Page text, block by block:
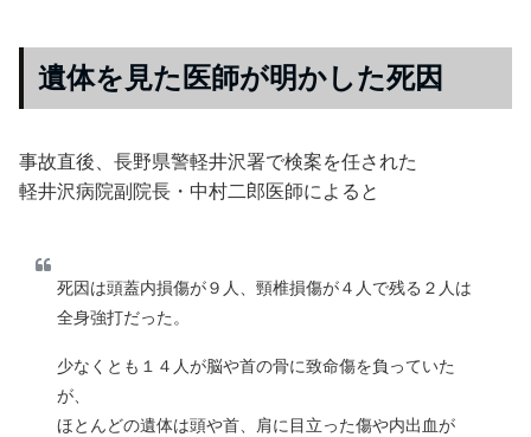
遺体を見た医師が明かした死因
事故直後、長野県警軽井沢署で検案を任された
軽井沢病院副院長・中村二郎医師によると
死因は頭蓋内損傷が９人、頸椎損傷が４人で残る２人は
全身強打だった。
少なくとも１４人が脳や首の骨に致命傷を負っていた
が、
ほとんどの遺体は頭や首、肩に目立った傷や内出血が